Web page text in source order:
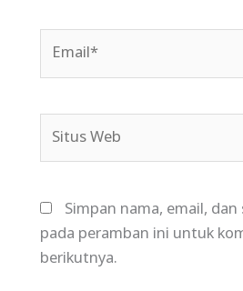
Simpan nama, email,
pada peramban ini untuk
berikutnya.